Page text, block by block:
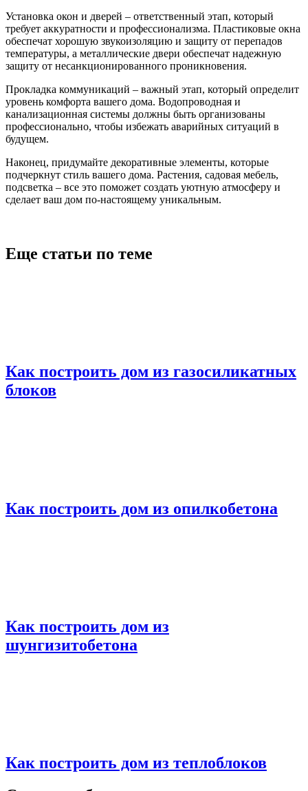
Установка окон и дверей – ответственный этап, который
требует аккуратности и профессионализма. Пластиковые окна
обеспечат хорошую звукоизоляцию и защиту от перепадов
температуры, а металлические двери обеспечат надежную
защиту от несанкционированного проникновения.
Прокладка коммуникаций – важный этап, который определит
уровень комфорта вашего дома. Водопроводная и
канализационная системы должны быть организованы
профессионально, чтобы избежать аварийных ситуаций в
будущем.
Наконец, придумайте декоративные элементы, которые
подчеркнут стиль вашего дома. Растения, садовая мебель,
подсветка – все это поможет создать уютную атмосферу и
сделает ваш дом по-настоящему уникальным.
Еще статьи по теме
Как построить дом из газосиликатных
блоков
Как построить дом из опилкобетона
Как построить дом из
шунгизитобетона
Как построить дом из теплоблоков